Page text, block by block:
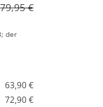
79,95 €
der
63,90 €
72,90 €